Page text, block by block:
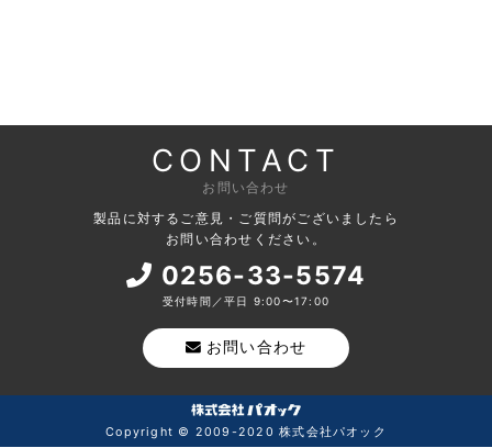
CONTACT
お問い合わせ
製品に対するご意見・ご質問がございましたら
お問い合わせください。
0256-33-5574
受付時間／平日 9:00〜17:00
お問い合わせ
Copyright © 2009-2020 株式会社パオック